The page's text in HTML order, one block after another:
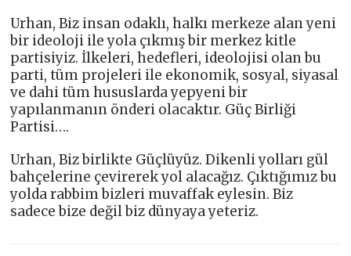
Urhan, Biz insan odaklı, halkı merkeze alan yeni
bir ideoloji ile yola çıkmış bir merkez kitle
partisiyiz. İlkeleri, hedefleri, ideolojisi olan bu
parti, tüm projeleri ile ekonomik, sosyal, siyasal
ve dahi tüm hususlarda yepyeni bir
yapılanmanın önderi olacaktır. Güç Birliği
Partisi….
Urhan, Biz birlikte Güçlüyüz. Dikenli yolları gül
bahçelerine çevirerek yol alacağız. Çıktığımız bu
yolda rabbim bizleri muvaffak eylesin. Biz
sadece bize değil biz dünyaya yeteriz.